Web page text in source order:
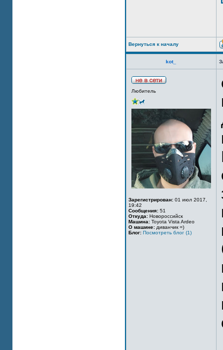
Вернуться к началу
kot_
Любитель
Зарегистрирован: 01 июл 2017,
19:42
Сообщения: 51
Откуда: Новороссийск
Машина: Toyota Vista Ardeo
О машине: диванчик =)
Блог: Посмотреть блог (1)